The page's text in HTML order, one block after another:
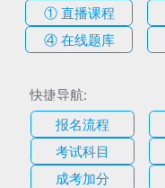
① 直播课程
④ 在线题库
快捷导航:
报名流程
考试科目
成考加分